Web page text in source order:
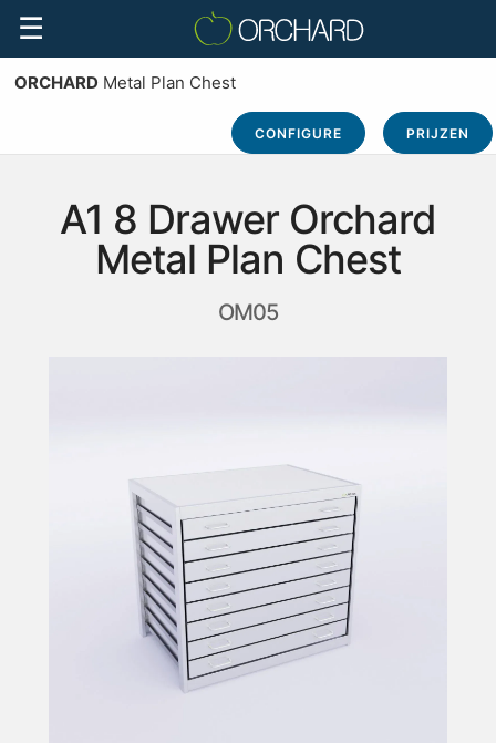
☰
ORCHARD Metal Plan Chest
CONFIGURE PRIJZEN
A1 8 Drawer Orchard
Metal Plan Chest
OM05